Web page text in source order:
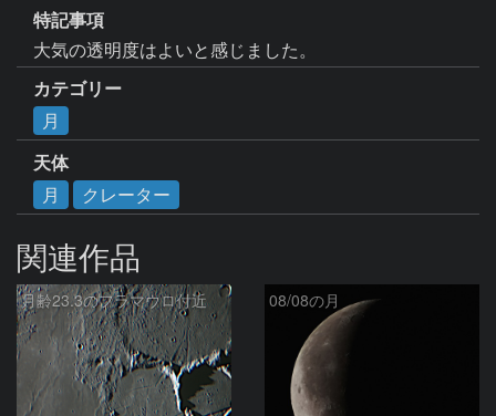
特記事項
大気の透明度はよいと感じました。
カテゴリー
月
天体
月
クレーター
関連作品
月齢23.3のフラマウロ付近 08/08の月